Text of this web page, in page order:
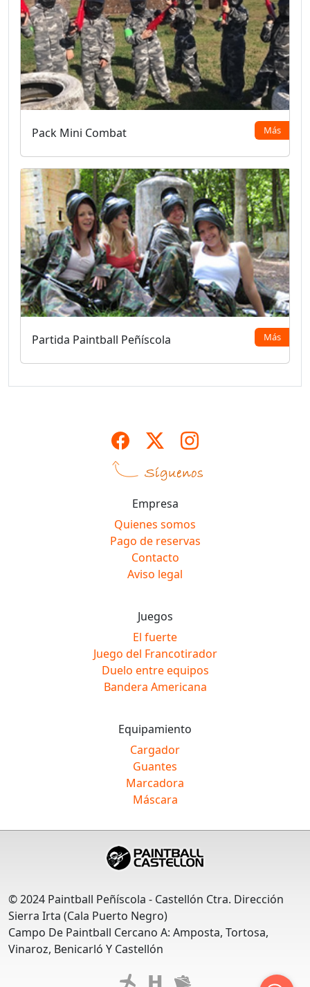
Pack Mini Combat Más
Partida Paintball Peñíscola Más
Empresa
Quienes somos
Pago de reservas
Contacto
Aviso legal
Juegos
El fuerte
Juego del Francotirador
Duelo entre equipos
Bandera Americana
Equipamiento
Cargador
Guantes
Marcadora
Máscara
© 2024 Paintball Peñíscola - Castellón Ctra. Dirección
Sierra Irta (Cala Puerto Negro)
Campo De Paintball Cercano A: Amposta, Tortosa,
Vinaroz, Benicarló Y Castellón